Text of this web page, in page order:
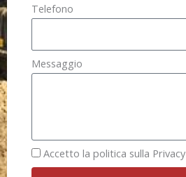
Telefono
Messaggio
Accetto la politica sulla Privacy